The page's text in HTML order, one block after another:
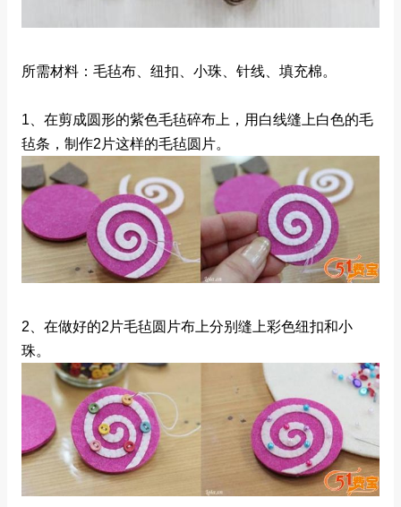
所需材料：毛毡布、纽扣、小珠、针线、填充棉。
1、在剪成圆形的紫色毛毡碎布上，用白线缝上白色的毛
毡条，制作2片这样的毛毡圆片。
2、在做好的2片毛毡圆片布上分别缝上彩色纽扣和小
珠。